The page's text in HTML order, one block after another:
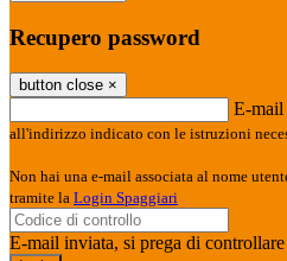
Recupero password
button close ×
E-mail
all'indirizzo indicato con le istruzioni
Non hai una e-mail associata al nome
tramite la Login Spaggiari
E-mail inviata, si prega di